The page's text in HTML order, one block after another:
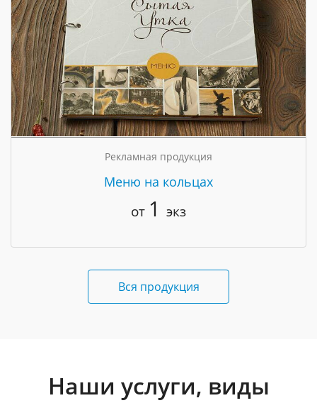
Рекламная продукция
Меню на кольцах
от 1 экз
Вся продукция
Наши услуги, виды